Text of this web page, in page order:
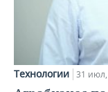
Технологии 31